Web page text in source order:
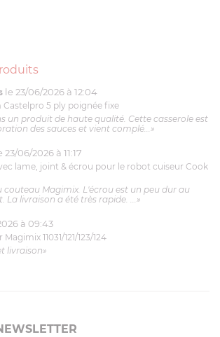
le 23/06/2026 à 12:04
5 ply poignée fixe
un produit de haute qualité. Cette casserole est
des sauces et vient complé...»
23/06/2026 à 11:17
lame, joint & écrou pour le robot cuiseur Cook
couteau Magimix. L'écrou est un peu dur au
La livraison a été très rapide. ...»
à 09:43
11031/121/123/124
livraison»